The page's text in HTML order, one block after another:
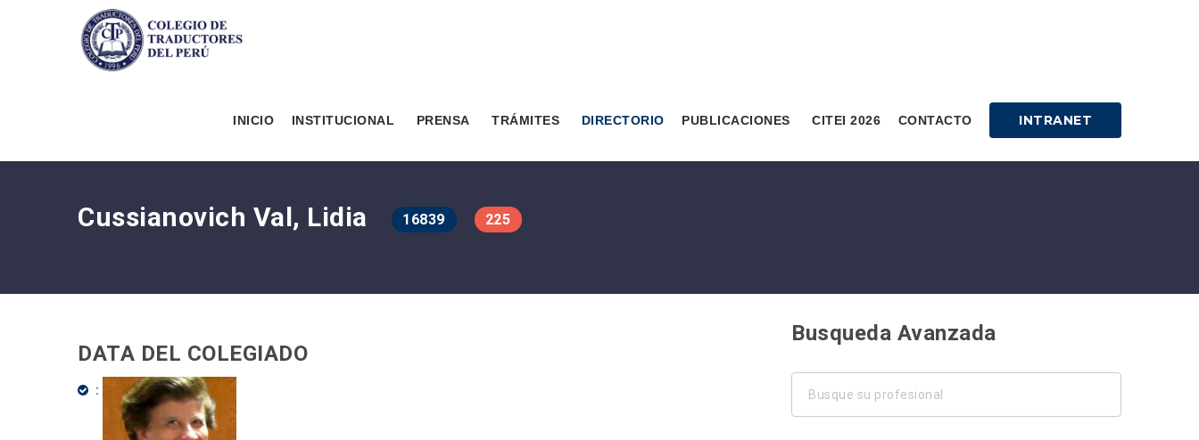
INICIO INSTITUCIONAL PRENSA TRÁMITES DIRECTORIO PUBLICACIONES CITEI 2026 CONTACTO INTRANET
Cussianovich Val, Lidia 16839 225
DATA DEL COLEGIADO
Busqueda Avanzada